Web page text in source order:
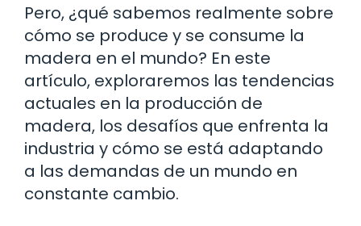
Pero, ¿qué sabemos realmente sobre
cómo se produce y se consume la
madera en el mundo? En este
artículo, exploraremos las tendencias
actuales en la producción de
madera, los desafíos que enfrenta la
industria y cómo se está adaptando
a las demandas de un mundo en
constante cambio.